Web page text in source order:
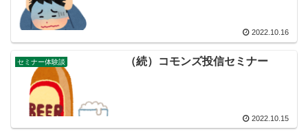
2022.10.16
セミナー体験談 （続）コモンズ投信セミナー
2022.10.15